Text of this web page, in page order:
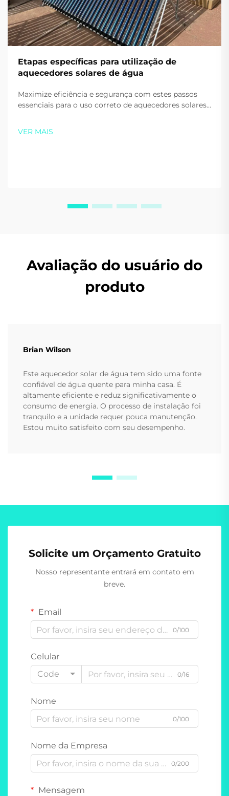
Etapas específicas para utilização de
aquecedores solares de água
Maximize eficiência e segurança com estes passos
essenciais para o uso correto de aquecedores solares
Comece a economizar energia hoje.
VER MAIS
Avaliação do usuário do
produto
Brian Wilson
Este aquecedor solar de água tem sido uma fonte
confiável de água quente para minha casa. É
altamente eficiente e reduz significativamente o
consumo de energia. O processo de instalação foi
tranquilo e a unidade requer pouca manutenção.
Estou muito satisfeito com seu desempenho.
Solicite um Orçamento Gratuito
Nosso representante entrará em contato em
breve.
Email
0/100
Celular
Code
0/16
Nome
0/100
Nome da Empresa
0/200
Mensagem